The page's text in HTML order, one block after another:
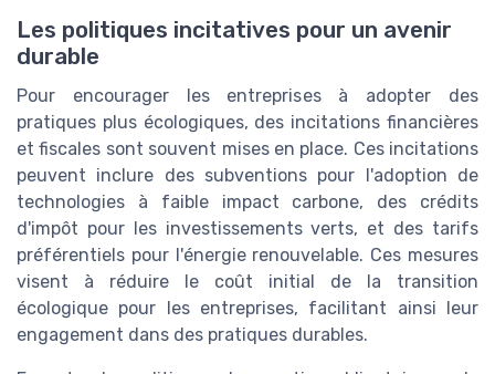
Les politiques incitatives pour un avenir
durable
Pour encourager les entreprises à adopter des
pratiques plus écologiques, des incitations financières
et fiscales sont souvent mises en place. Ces incitations
peuvent inclure des subventions pour l'adoption de
technologies à faible impact carbone, des crédits
d'impôt pour les investissements verts, et des tarifs
préférentiels pour l'énergie renouvelable. Ces mesures
visent à réduire le coût initial de la transition
écologique pour les entreprises, facilitant ainsi leur
engagement dans des pratiques durables.